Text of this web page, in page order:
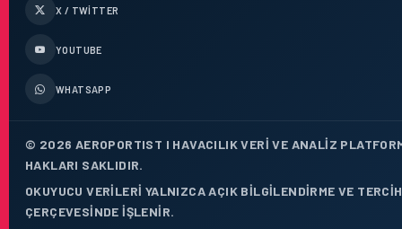
X / TWITTER
YOUTUBE
WHATSAPP
© 2026 AEROPORTIST I HAVACILIK VERI VE ANALIZ
HAKLARI SAKLIDIR.
OKUYUCU VERILERI YALNIZCA AÇIK BILGILENDIRME VE
ÇERÇEVESINDE IŞLENIR.